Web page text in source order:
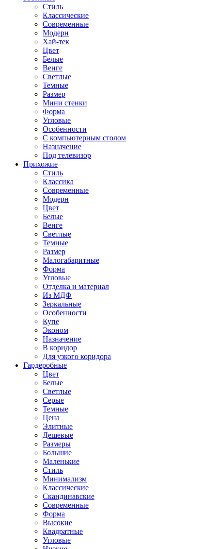
Стиль
Классические
Современные
Модерн
Хай-тек
Цвет
Белые
Венге
Светлые
Темные
Размер
Мини стенки
Форма
Угловые
Особенности
С компьютерным столом
Назначение
Под телевизор
Прихожие
Стиль
Классика
Современные
Модерн
Цвет
Белые
Венге
Светлые
Темные
Размер
Малогабаритные
Форма
Угловые
Отделка и материал
Из МДФ
Зеркальные
Особенности
Купе
Эконом
Назначение
В коридор
Для узкого коридора
Гардеробные
Цвет
Белые
Светлые
Серые
Темные
Цена
Элитные
Дешевые
Размеры
Большие
Маленькие
Стиль
Минимализм
Классические
Скандинавские
Современные
Форма
Высокие
Квадратные
Угловые